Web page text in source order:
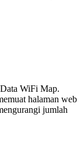
WiFi Map.
halaman web
jumlah